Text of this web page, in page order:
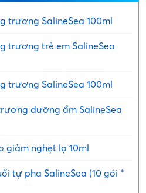
trương SalineSea 100ml
trương trẻ em SalineSea
trương SalineSea 100ml
dưỡng ẩm SalineSea
giảm nghẹt lọ 10ml
tự pha SalineSea (10 gói *